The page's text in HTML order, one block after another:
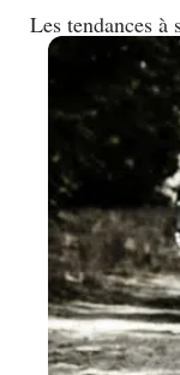
Les tendances